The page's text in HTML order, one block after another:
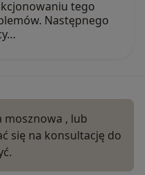
tego
Następnego
mosznowa , lub
się na konsultację do